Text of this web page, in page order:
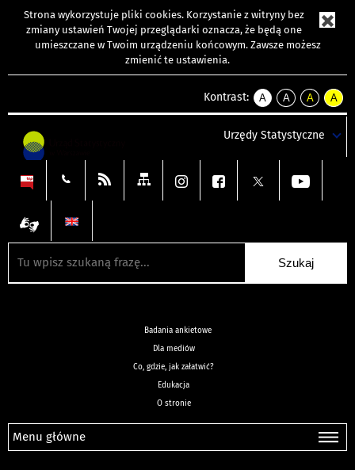
Strona wykorzystuje pliki cookies. Korzystanie z witryny bez
zmiany ustawień Twojej przeglądarki oznacza, że będą one
umieszczane w Twoim urządzeniu końcowym. Zawsze możesz
zmienić te ustawienia.
Kontrast:
A
kontrast
A
kontrast
tekst
czarnym
A
kontrast
tekst
czarnym
A
tekst
żółtym
Urzędy Statystyczne
Badania ankietowe
Dla mediów
Co, gdzie, jak załatwić?
Edukacja
O stronie
Menu główne